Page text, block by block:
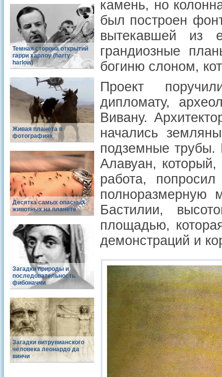
Темная сторона открытий
гарри харлоу (harry
harlow)
Живая планета в
фотографиях
Десятка самых опасных
животных на планете
Загадки природы и
последовательность
фибоначчи
Загадки витрувианского
человека леонардо да
винчи
камень, но
был построен
вытекавшей из
грандиозные
богиню слоном,
Проект
дипломату,
Вивану.
начались
подземные
Алавуан, который,
работа,
полноразмерную
Бастилии,
площадью,
демонстраций и